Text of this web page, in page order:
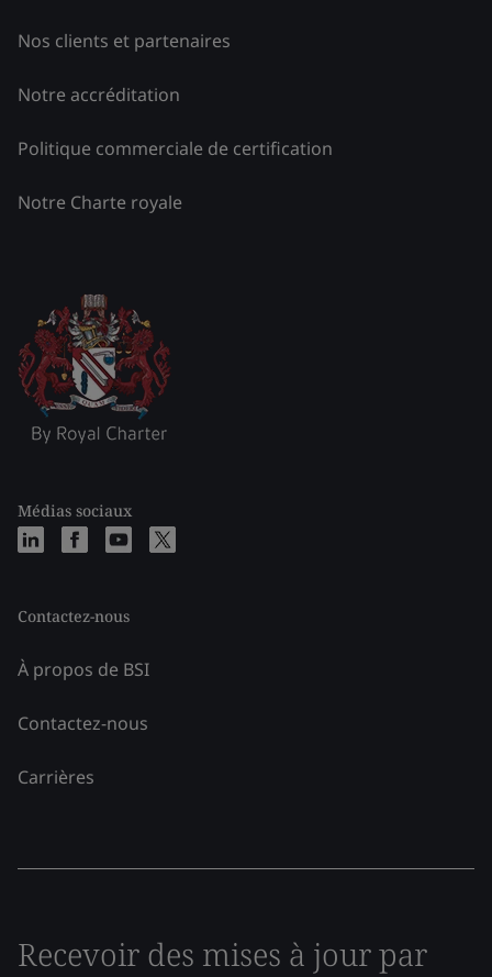
Nos clients et partenaires
Notre accréditation
Politique commerciale de certification
Notre Charte royale
Médias sociaux
Contactez-nous
À propos de BSI
Contactez-nous
Carrières
Recevoir des mises à jour par